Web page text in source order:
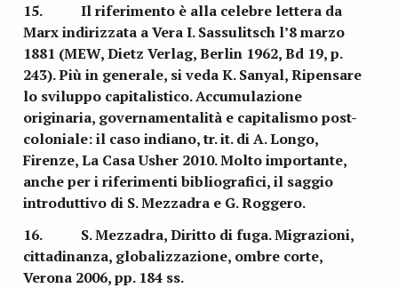
15. Il riferimento è alla celebre lettera da
Marx indirizzata a Vera I. Sassulitsch l’8 marzo
1881 (MEW, Dietz Verlag, Berlin 1962, Bd 19, p.
243). Più in generale, si veda K. Sanyal, Ripensare
lo sviluppo capitalistico. Accumulazione
originaria, governamentalità e capitalismo post-
coloniale: il caso indiano, tr. it. di A. Longo,
Firenze, La Casa Usher 2010. Molto importante,
anche per i riferimenti bibliografici, il saggio
introduttivo di S. Mezzadra e G. Roggero.
16. S. Mezzadra, Diritto di fuga. Migrazioni,
cittadinanza, globalizzazione, ombre corte,
Verona 2006, pp. 184 ss.